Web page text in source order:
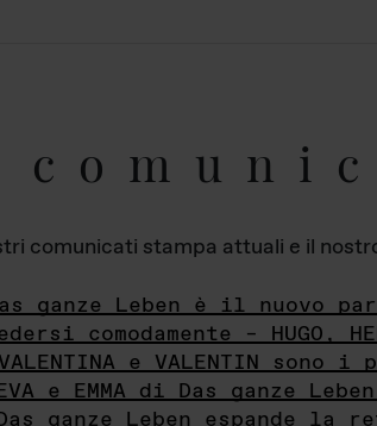
comunicati stampa attuali e il
ganze Leben è il nuovo
comodamente – HUGO,
VALENTINA e VALENTIN
e EMMA di Das ganze
ganze Leben espande